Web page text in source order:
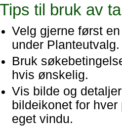
Tips til bruk av
Velg gjerne først
under Planteutvalg.
Bruk
hvis ønskelig.
Vis bilde og
bildeikonet for
eget vindu.